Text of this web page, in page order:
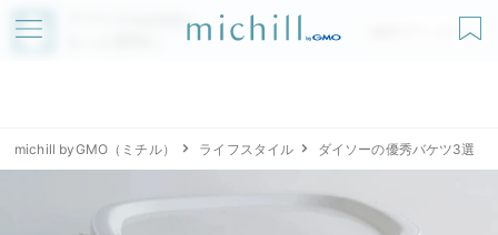
アプリでmichillが
無料ダウンロード
michill byGMO（ミチル） ライフスタイル ダイソーの優秀バケツ3選